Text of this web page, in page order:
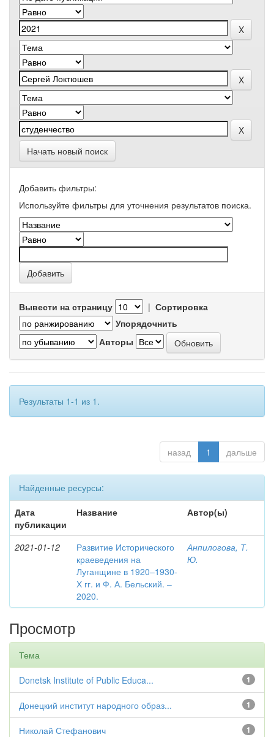
Начать новый поиск
Добавить фильтры:
Используйте фильтры для уточнения результатов поиска.
Вывести на страницу | Сортировка
Упорядочнить
Авторы
Результаты 1-1 из 1.
назад 1 дальше
Найденные ресурсы:
Дата
публикации
Название Автор(ы)
2021-01-12
Развитие Исторического
краеведения на
Луганщине в 1920–1930-
Х гг. и Ф. А. Бельский. –
2020.
Анпилогова, Т.
Ю.
Просмотр
Тема
1
Donetsk Institute of Public Educa...
1
Донецкий институт народного образ...
1
Николай Стефанович